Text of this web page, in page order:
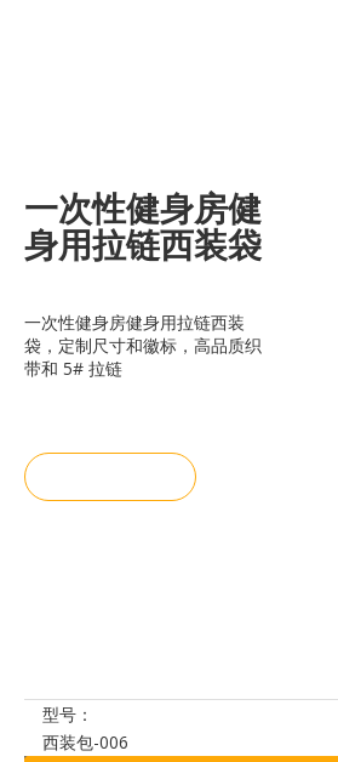
一次性健身房健
身用拉链西装袋
一次性健身房健身用拉链西装
袋，定制尺寸和徽标，高品质织
带和 5# 拉链
型号：
西装包-006